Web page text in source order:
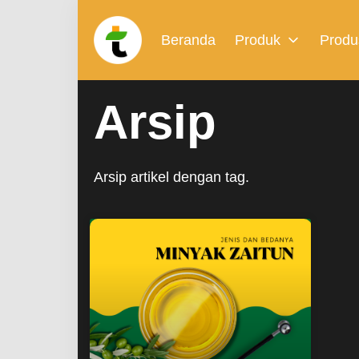
Beranda Produk
Arsip
Arsip artikel dengan tag.